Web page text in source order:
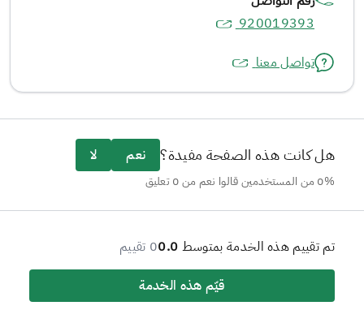
920019393
تواصل معنا
هل كانت هذه الصفحة مفيدة؟ نعم لا
0% من المستخدمين قالوا نعم من 0 تعليق
تم تقييم هذه الخدمة بمتوسط 0.00 تقييم
قيّم هذه الخدمة